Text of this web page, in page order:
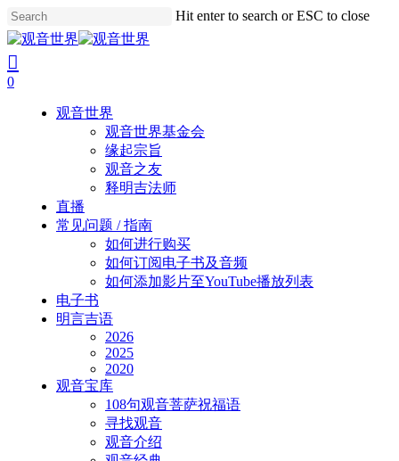
Skip
to
main
content
Hit enter to search or ESC to close
Close
Search
search
account
0
观音世界
观音世界基金会
缘起宗旨
观音之友
释明吉法师
直播
常见问题 / 指南
如何进行购买
如何订阅电子书及音频
如何添加影片至YouTube播放列表
电子书
明言吉语
2026
2025
2020
观音宝库
108句观音菩萨祝福语
寻找观音
观音介绍